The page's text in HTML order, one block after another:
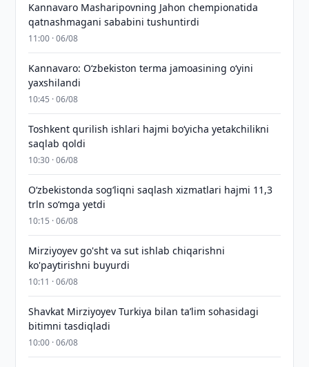
Kannavaro Masharipovning Jahon chempionatida
qatnashmagani sababini tushuntirdi
11:00 · 06/08
Kannavaro: O‘zbekiston terma jamoasining o‘yini
yaxshilandi
10:45 · 06/08
Toshkent qurilish ishlari hajmi bo‘yicha yetakchilikni
saqlab qoldi
10:30 · 06/08
O‘zbekistonda sog‘liqni saqlash xizmatlari hajmi 11,3
trln so‘mga yetdi
10:15 · 06/08
Mirziyoyev go'sht va sut ishlab chiqarishni
ko'paytirishni buyurdi
10:11 · 06/08
Shavkat Mirziyoyev Turkiya bilan taʼlim sohasidagi
bitimni tasdiqladi
10:00 · 06/08